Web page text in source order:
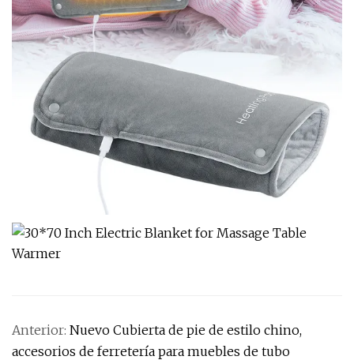
Anterior: Nuevo Cubierta de pie de estilo chino,
accesorios de ferretería para muebles de tubo